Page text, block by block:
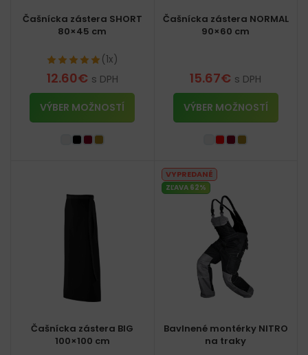
Čašnícka zástera SHORT
80×45 cm
(1x)
12.60€ s DPH
VÝBER MOŽNOSTÍ
Čašnícka zástera NORMAL
90×60 cm
15.67€ s DPH
VÝBER MOŽNOSTÍ
Čašnícka zástera BIG
100×100 cm
VYPREDANÉ
ZĽAVA 62%
Bavlnené montérky NITRO
na traky